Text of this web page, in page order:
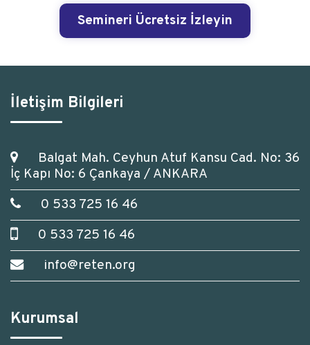
Semineri Ücretsiz İzleyin
İletişim Bilgileri
Balgat Mah. Ceyhun Atuf Kansu Cad. No: 36
İç Kapı No: 6 Çankaya / ANKARA
0 533 725 16 46
0 533 725 16 46
info@reten.org
Kurumsal